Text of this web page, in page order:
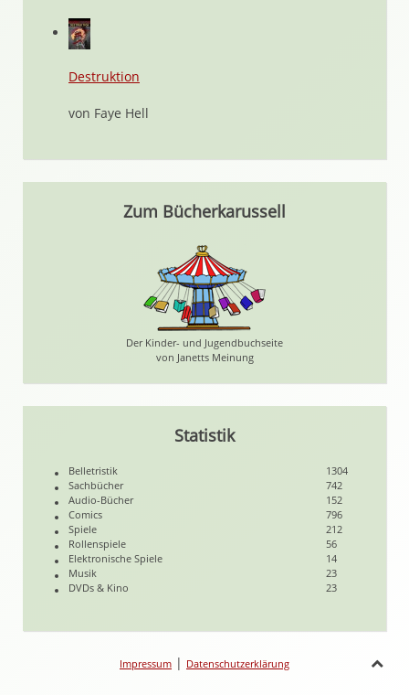
Destruktion
von Faye Hell
Zum Bücherkarussell
Der Kinder- und Jugendbuchseite
von Janetts Meinung
Statistik
Belletristik
1304
Sachbücher
742
Audio-Bücher
152
Comics
796
Spiele
212
Rollenspiele
56
Elektronische Spiele
14
Musik
23
DVDs & Kino
23
Impressum | Datenschutzerklärung